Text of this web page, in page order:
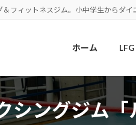
フィットネスジム。小中学生からダ
ホーム
シングジム